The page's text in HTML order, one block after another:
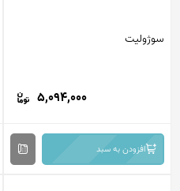
سوژولیت
5,094,000
افزودن به سبد